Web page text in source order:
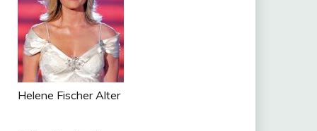
Helene Fischer Alter